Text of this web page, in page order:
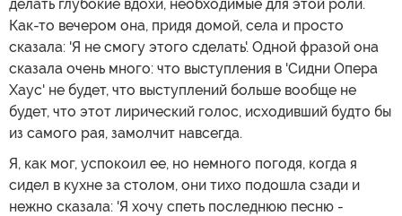
делать глубокие вдохи, необходимые для этой роли.
Как-то вечером она, придя домой, села и просто
сказала: 'Я не смогу этого сделать'. Одной фразой она
сказала очень много: что выступления в 'Сидни Опера
Хаус' не будет, что выступлений больше вообще не
будет, что этот лирический голос, исходивший будто бы
из самого рая, замолчит навсегда.
Я, как мог, успокоил ее, но немного погодя, когда я
сидел в кухне за столом, они тихо подошла сзади и
нежно сказала: 'Я хочу спеть последнюю песню -